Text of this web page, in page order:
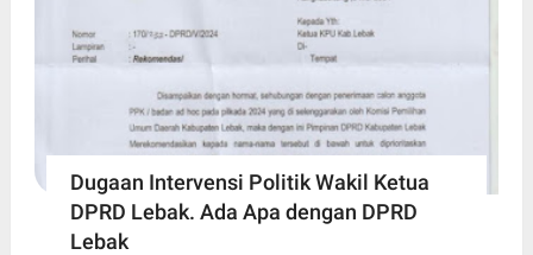
Dugaan Intervensi Politik Wakil Ketua
DPRD Lebak. Ada Apa dengan DPRD
Lebak